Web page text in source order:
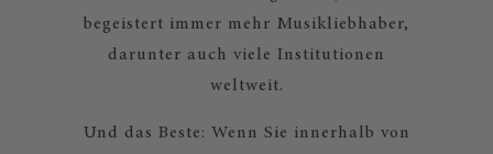
begeistert immer mehr Musikliebhaber,
darunter auch viele Institutionen
weltweit.
Und das Beste: Wenn Sie innerhalb von